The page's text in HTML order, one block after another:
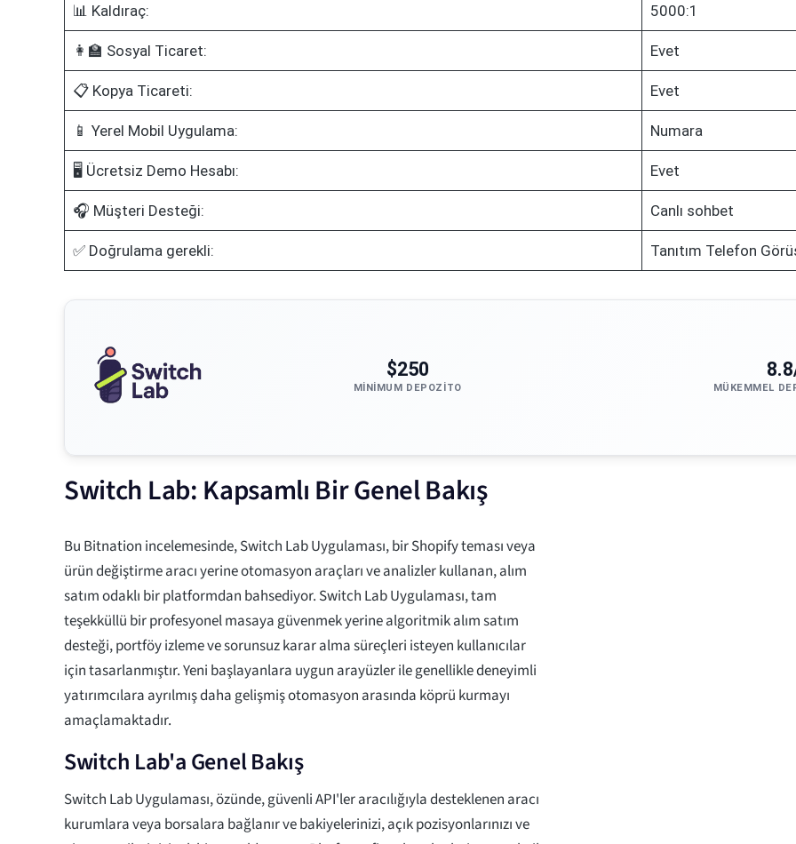
📊 Kaldıraç: 5000:1
👩‍🏫 Sosyal Ticaret: Evet
📋 Kopya Ticareti: Evet
📱 Yerel Mobil Uygulama: Numara
🖥️ Ücretsiz Demo Hesabı: Evet
🎧 Müşteri Desteği: Canlı sohbet
✅ Doğrulama gerekli: Tanıtım Telefon
$250
MINIMUM DEPOZITO MÜKEMMEL
Switch Lab: Kapsamlı Bir Genel Bakış
Bu Bitnation incelemesinde, Switch Lab Uygulaması, bir Shopify teması veya
ürün değiştirme aracı yerine otomasyon araçları ve analizler kullanan, alım
satım odaklı bir platformdan bahsediyor. Switch Lab Uygulaması, tam
teşekküllü bir profesyonel masaya güvenmek yerine algoritmik alım satım
desteği, portföy izleme ve sorunsuz karar alma süreçleri isteyen kullanıcılar
için tasarlanmıştır. Yeni başlayanlara uygun arayüzler ile genellikle deneyimli
yatırımcılara ayrılmış daha gelişmiş otomasyon arasında köprü kurmayı
amaçlamaktadır.
Switch Lab'a Genel Bakış
Switch Lab Uygulaması, özünde, güvenli API'ler aracılığıyla desteklenen aracı
kurumlara veya borsalara bağlanır ve bakiyelerinizi, açık pozisyonlarınızı ve